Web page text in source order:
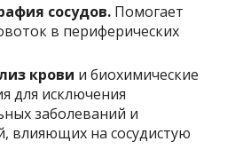
сосудов. Помогает
в периферических
крови и биохимические
для исключения
заболеваний и
влияющих на сосудистую